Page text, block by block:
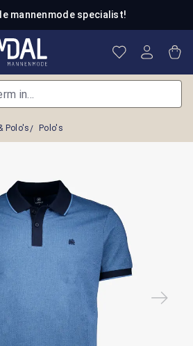
mannenmode specialist!
Je hebt 0
Polo's Polo's